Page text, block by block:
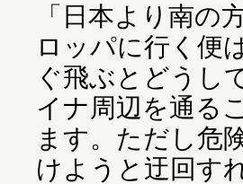
「日本より南の
ロッパに行く便
ぐ飛ぶとどうし
イナ周辺を通る
ます。ただし危
けようと迂回す